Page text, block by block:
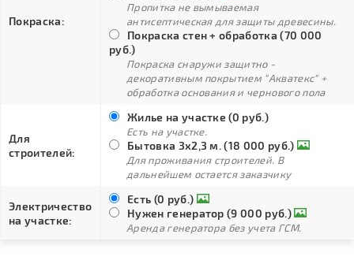
Покраска:
Пропитка не вымываемая
антисептическая для защиты древесины.
Покраска стен + обработка (70 000
руб.)
Покраска снаружи защитно -
декоративным покрытием "Акватекс" +
обработка основания и чернового пола
Для
строителей:
Жилье на участке (0 руб.)
Есть на участке.
Бытовка 3х2,3 м. (18 000 руб.)
Для проживания строителей. В
дальнейшем остается заказчику
Электричество
на участке:
Есть (0 руб.)
Нужен генератор (9 000 руб.)
Аренда генератора без учета ГСМ.